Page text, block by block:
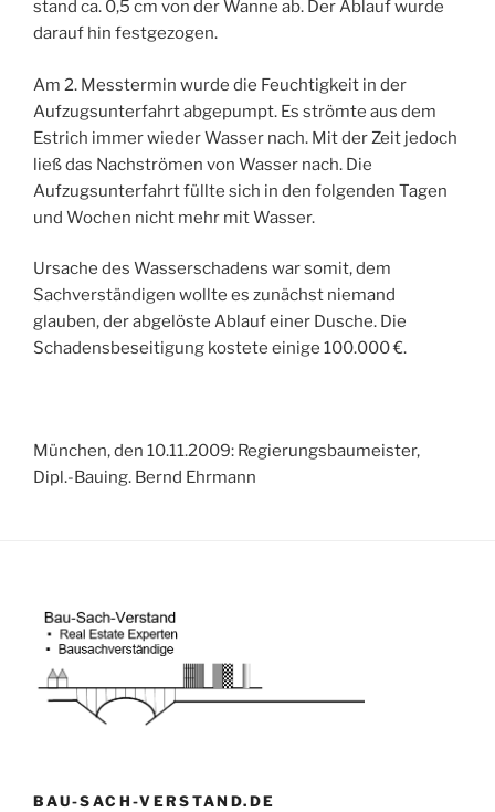
stand ca. 0,5 cm von der Wanne ab. Der Ablauf wurde
darauf hin festgezogen.
Am 2. Messtermin wurde die Feuchtigkeit in der
Aufzugsunterfahrt abgepumpt. Es strömte aus dem
Estrich immer wieder Wasser nach. Mit der Zeit jedoch
ließ das Nachströmen von Wasser nach. Die
Aufzugsunterfahrt füllte sich in den folgenden Tagen
und Wochen nicht mehr mit Wasser.
Ursache des Wasserschadens war somit, dem
Sachverständigen wollte es zunächst niemand
glauben, der abgelöste Ablauf einer Dusche. Die
Schadensbeseitigung kostete einige 100.000 €.
München, den 10.11.2009: Regierungsbaumeister,
Dipl.-Bauing. Bernd Ehrmann
BAU-SACH-VERSTAND.DE